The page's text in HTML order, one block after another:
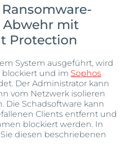
Ransomware-
mit
Protection
System ausgeführt, wird
und im Sophos
Der Administrator kann
vom Netzwerk isolieren
Die Schadsoftware kann
Clients entfernt und
blockiert werden. In
diesen beschriebenen